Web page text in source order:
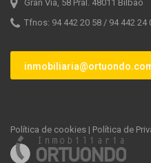
Gran Vía, 58 Pral. 48011 Bilbao
Tfnos: 94 442 20 58 / 94 442 24
Política de cookies | Política de